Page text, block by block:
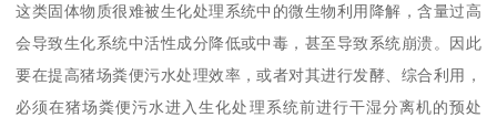
这类固体物质很难被生化处理系统中的微生物利用降解，含量过高
会导致生化系统中活性成分降低或中毒，甚至导致系统崩溃。因此
要在提高猪场粪便污水处理效率，或者对其进行发酵、综合利用，
必须在猪场粪便污水进入生化处理系统前进行干湿分离机的预处